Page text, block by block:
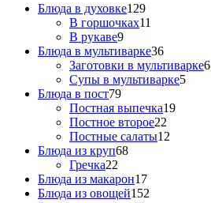
Блюда в духовке129
В горшочках11
В рукаве9
Блюда в мультиварке36
Заготовки в мультиварке6
Супы в мультиварке5
Блюда в пост79
Постная выпечка19
Постное второе22
Постные салаты12
Блюда из круп68
Гречка22
Блюда из макарон17
Блюда из овощей152